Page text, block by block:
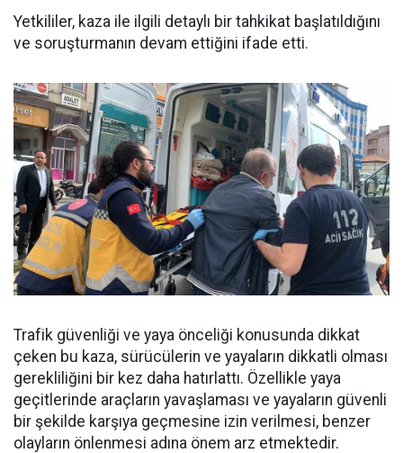
Yetkililer, kaza ile ilgili detaylı bir tahkikat başlatıldığını
ve soruşturmanın devam ettiğini ifade etti.
Trafik güvenliği ve yaya önceliği konusunda dikkat
çeken bu kaza, sürücülerin ve yayaların dikkatli olması
gerekliliğini bir kez daha hatırlattı. Özellikle yaya
geçitlerinde araçların yavaşlaması ve yayaların güvenli
bir şekilde karşıya geçmesine izin verilmesi, benzer
olayların önlenmesi adına önem arz etmektedir.